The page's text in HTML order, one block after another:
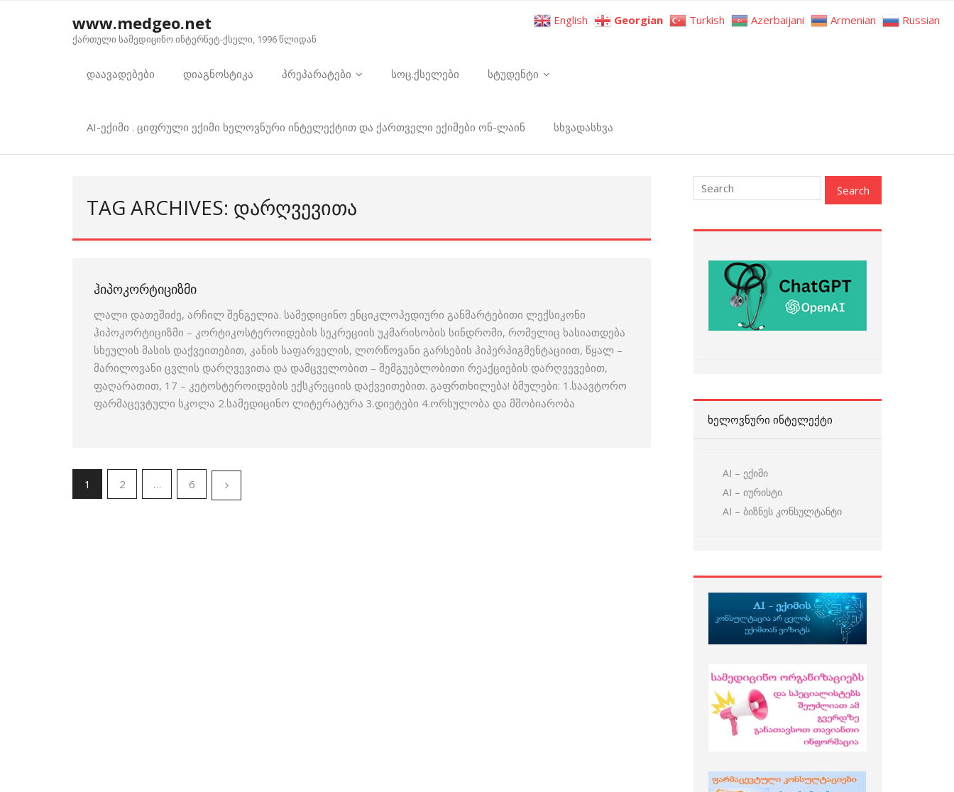
www.medgeo.net
ქართული სამედიცინო ინტერნეტ-ქსელი, 1996 წლიდან
დაავადებები დიაგნოსტიკა პრეპარატები სოც.ქსელები სტუდენტი
AI-ექიმი . ციფრული ექიმი ხელოვნური ინტელექტით და ქართველი ექიმები ონ-ლაინ სხვადასხვა
TAG ARCHIVES: ᲓᲐᲠᲦᲕᲔᲕᲘᲗᲐ
ᲰᲘᲞᲝᲙᲝᲠᲢᲘᲪᲘᲖᲛᲘ
ლალი დათეშიძე, არჩილ შენგელია. სამედიცინო ენციკლოპედიური განმარტებითი ლექსიკონი
ჰიპოკორტიციზმი – კორტიკოსტეროიდების სეკრეციის უკმარისობის სინდრომი, რომელიც ხასიათდება
სხეულის მასის დაქვეითებით, კანის საფარველის, ლორწოვანი გარსების ჰიპერპიგმენტაციით, წყალ –
მარილოვანი ცვლის დარღვევითა და დამცველობით – შემგუებლობითი რეაქციების დარღვევებით,
ფაღარათით, 17 – კეტოსტეროიდების ექსკრეციის დაქვეითებით. გაფრთხილება! ბმულები: 1.საავტორო
ფარმაცევტული სკოლა 2.სამედიცინო ლიტერატურა 3.დიეტები 4.ორსულობა და მშობიარობა
1 2 … 6
ᲮᲔᲚᲝᲕᲜᲣᲠᲘ ᲘᲜᲢᲔᲚᲔᲥᲢᲘ
AI – ექიმი
AI – იურისტი
AI – ბიზნეს კონსულტანტი
English Georgian Turkish Azerbaijani Armenian Russian